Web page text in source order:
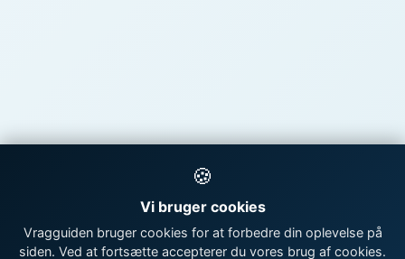
🍪
Vi bruger cookies
Vragguiden bruger cookies for at forbedre din oplevelse på
siden. Ved at fortsætte accepterer du vores brug af cookies.